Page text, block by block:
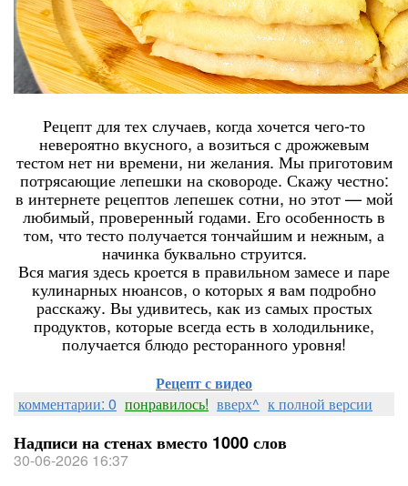
Рецепт для тех случаев, когда хочется чего-то
невероятно вкусного, а возиться с дрожжевым
тестом нет ни времени, ни желания. Мы приготовим
потрясающие лепешки на сковороде. Скажу честно:
в интернете рецептов лепешек сотни, но этот — мой
любимый, проверенный годами. Его особенность в
том, что тесто получается тончайшим и нежным, а
начинка буквально струится.
Вся магия здесь кроется в правильном замесе и паре
кулинарных нюансов, о которых я вам подробно
расскажу. Вы удивитесь, как из самых простых
продуктов, которые всегда есть в холодильнике,
получается блюдо ресторанного уровня!
Рецепт с видео
комментарии: 0 понравилось! вверх^ к полной версии
Надписи на стенах вместо 1000 слов
30-06-2026 16:37